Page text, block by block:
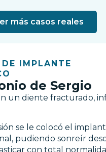
más casos reales
IMPLANTE
de Sergio
un diente fracturado,
se le colocó el
pudiendo sonreír
con total